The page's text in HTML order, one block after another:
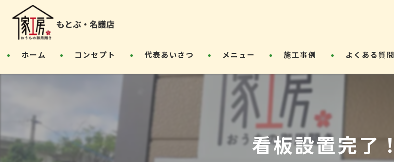
ホーム コンセプト 代表あいさつ メニュー 施工事例 よくある質問
看板設置完了！